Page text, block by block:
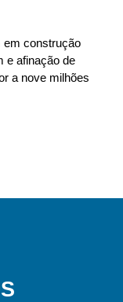
em construção
e afinação de
a nove milhões